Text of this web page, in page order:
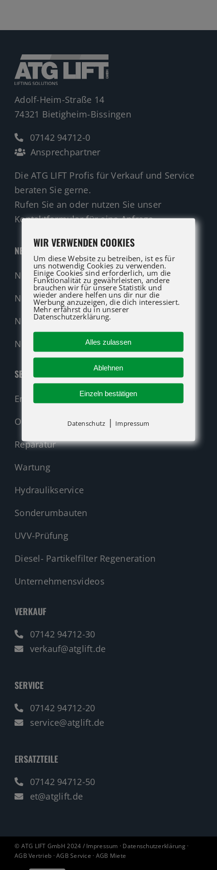
Shop
Adolf-Heim-Straße 14
74321 Bietigheim-Bissingen
07142 94712-0
Ansprechpartner
Die ATG LIFT Profis für Verkauf und Service
beraten Sie gerne.
Rufen Sie an oder nutzen Sie unser
Kontaktformular für eine Anfrage.
NEUMASCHINEN
Neumaschinen Übersicht
Neumaschinen Genie
Neumaschinen Merlo
Nehmen Sie Kontakt auf!
SERVICE
Ersatzteil-Anfrage (alle Hersteller)
Original-Ersatzteile
Reparatur
Wartung
Hydraulikservice
Sonderumbauten
UVV-Prüfung
Diesel- Partikelfilter Regeneration
Unternehmensvideos
VERKAUF
07142 94712-30
verkauf@atglift.de
SERVICE
07142 94712-20
service@atglift.de
ERSATZTEILE
07142 94712-50
et@atglift.de
© ATG LIFT GmbH 2024 / Impressum · Datenschutzerklärung ·
AGB Vertrieb ·AGB Service · AGB Miete
WIR VERWENDEN COOKIES
Um diese Website zu betreiben, ist es für
uns notwendig Cookies zu verwenden.
Einige Cookies sind erforderlich, um die
Funktionalität zu gewährleisten, andere
brauchen wir für unsere Statistik und
wieder andere helfen uns dir nur die
Werbung anzuzeigen, die dich interessiert.
Mehr erfährst du in unserer
Datenschutzerklärung.
Alles zulassen
Ablehnen
Einzeln bestätigen
Datenschutz | Impressum